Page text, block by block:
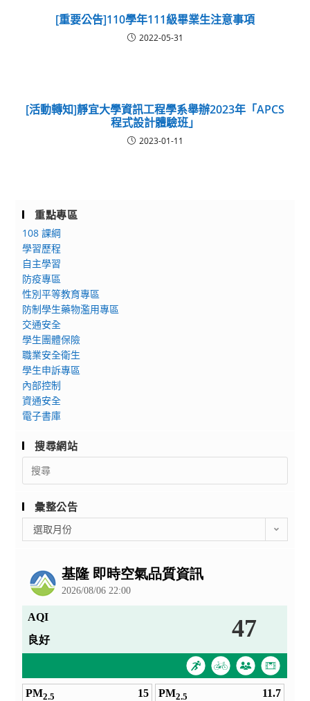
[重要公告]110學年111級畢業生注意事項
2022-05-31
[活動轉知]靜宜大學資訊工程學系舉辦2023年「APCS
程式設計體驗班」
2023-01-11
重點專區
108 課綱
學習歷程
自主學習
防疫專區
性別平等教育專區
防制學生藥物濫用專區
交通安全
學生團體保險
職業安全衛生
學生申訴專區
內部控制
資通安全
電子書庫
搜尋網站
Search
for:
彙整公告
整
選取月份